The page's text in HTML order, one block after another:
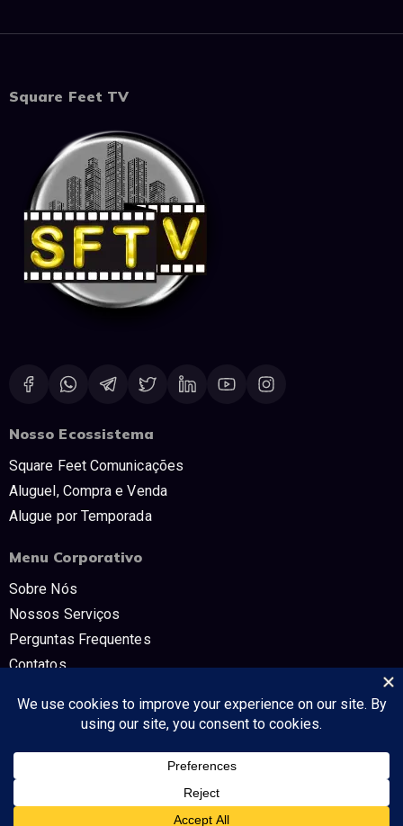
Square Feet TV
Nosso Ecossistema
Square Feet Comunicações
Aluguel, Compra e Venda
Alugue por Temporada
Menu Corporativo
Sobre Nós
Nossos Serviços
Perguntas Frequentes
Contatos
Políticas e Termos
CNPJ: 54.298.853/0001-80 SQUARE FEET COMUNICAÇÔES E TV -
Tudo no mercado imobiliário!